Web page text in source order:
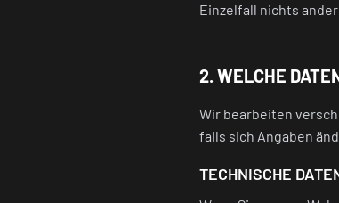
Einzelfall nichts
2. WELCHE
Wir bearbeiten
falls sich Angaben
TECHNISCHE